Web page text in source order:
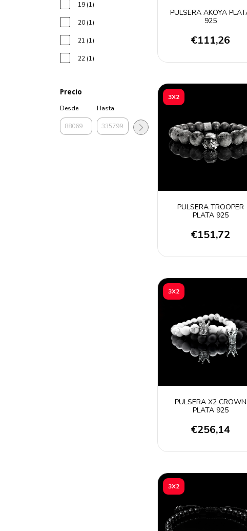
19 (1)
20 (1)
21 (1)
22 (1)
Precio
Desde
Hasta
PULSERA AKOYA
925
€111,26
3X2
PULSERA TROOPER
PLATA 925
€151,72
3X2
PULSERA X2 CROWN
PLATA 925
€256,14
3X2